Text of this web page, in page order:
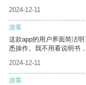
2024-12-11
游客
这款app的用户界面简洁
悉操作。我不用看说明书
2024-12-11
游客